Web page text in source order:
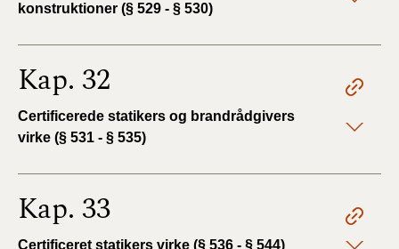
konstruktioner (§ 529 - § 530)
Kap. 32
Certificerede statikers og brandrådgivers
virke (§ 531 - § 535)
Kap. 33
Certificeret statikers virke (§ 536 - § 544)